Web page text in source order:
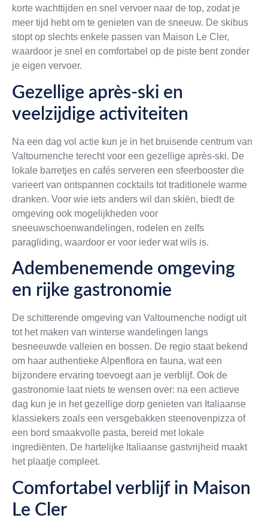
korte wachttijden en snel vervoer naar de top, zodat je
meer tijd hebt om te genieten van de sneeuw. De skibus
stopt op slechts enkele passen van Maison Le Cler,
waardoor je snel en comfortabel op de piste bent zonder
je eigen vervoer.
Gezellige après-ski en
veelzijdige activiteiten
Na een dag vol actie kun je in het bruisende centrum van
Valtournenche terecht voor een gezellige après-ski. De
lokale barretjes en cafés serveren een sfeerbooster die
varieert van ontspannen cocktails tot traditionele warme
dranken. Voor wie iets anders wil dan skiën, biedt de
omgeving ook mogelijkheden voor
sneeuwschoenwandelingen, rodelen en zelfs
paragliding, waardoor er voor ieder wat wils is.
Adembenemende omgeving
en rijke gastronomie
De schitterende omgeving van Valtournenche nodigt uit
tot het maken van winterse wandelingen langs
besneeuwde valleien en bossen. De regio staat bekend
om haar authentieke Alpenflora en fauna, wat een
bijzondere ervaring toevoegt aan je verblijf. Ook de
gastronomie laat niets te wensen over: na een actieve
dag kun je in het gezellige dorp genieten van Italiaanse
klassiekers zoals een versgebakken steenovenpizza of
een bord smaakvolle pasta, bereid met lokale
ingrediënten. De hartelijke Italiaanse gastvrijheid maakt
het plaatje compleet.
Comfortabel verblijf in Maison
Le Cler